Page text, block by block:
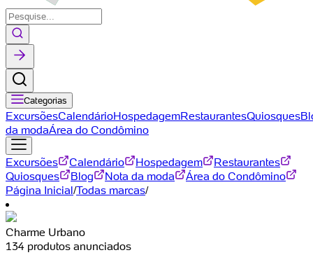
Categorias
ExcursõesCalendárioHospedagemRestaurantesQuiosques
da modaÁrea do Condômino
Excursões Calendário Hospedagem
Restaurantes
Quiosques
Blog Nota da moda
Área do Condômino
Página Inicial/Todas marcas/
Charme Urbano
134 produtos anunciados